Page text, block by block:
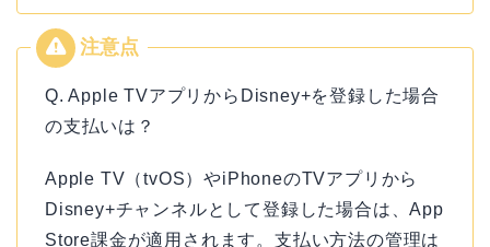
Q. Apple TVアプリからDisney+を登録した場合
の支払いは？
Apple TV（tvOS）やiPhoneのTVアプリから
Disney+チャンネルとして登録した場合は、App
Store課金が適用されます。支払い方法の管理は